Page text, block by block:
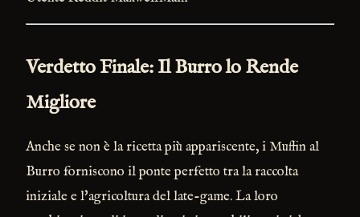
Verdetto Finale: Il Burro lo Rende
Migliore
Anche se non è la ricetta più appariscente, i Muffin al
Burro forniscono il ponte perfetto tra la raccolta
iniziale e l'agricoltura del late-game. La loro